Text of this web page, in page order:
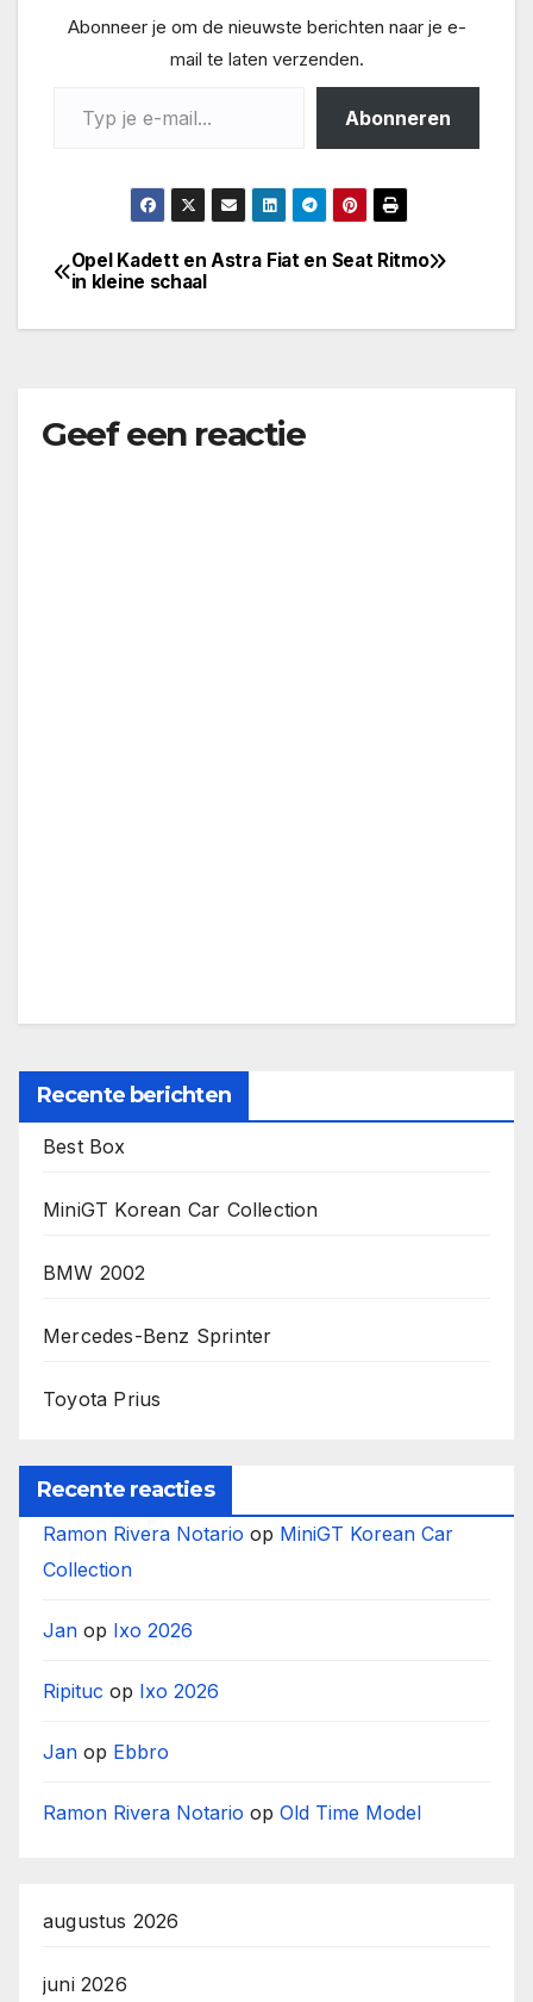
Abonneer je om de nieuwste berichten naar je e-
mail te laten verzenden.
Abonneren
Bericht
navigatie
Fiat en Seat Ritmo
Opel Kadett en Astra
in kleine schaal
Geef een reactie
Recente berichten
Best Box
MiniGT Korean Car Collection
BMW 2002
Mercedes-Benz Sprinter
Toyota Prius
Recente reacties
Ramon Rivera Notario op MiniGT Korean Car
Collection
Jan op Ixo 2026
Ripituc op Ixo 2026
Jan op Ebbro
Ramon Rivera Notario op Old Time Model
augustus 2026
juni 2026